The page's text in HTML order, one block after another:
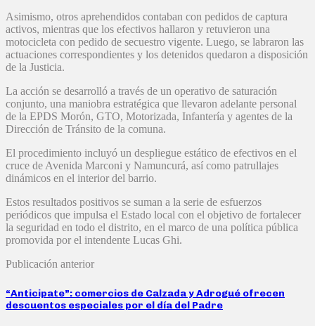
Asimismo, otros aprehendidos contaban con pedidos de captura
activos, mientras que los efectivos hallaron y retuvieron una
motocicleta con pedido de secuestro vigente. Luego, se labraron las
actuaciones correspondientes y los detenidos quedaron a disposición
de la Justicia.
La acción se desarrolló a través de un operativo de saturación
conjunto, una maniobra estratégica que llevaron adelante personal
de la EPDS Morón, GTO, Motorizada, Infantería y agentes de la
Dirección de Tránsito de la comuna.
El procedimiento incluyó un despliegue estático de efectivos en el
cruce de Avenida Marconi y Namuncurá, así como patrullajes
dinámicos en el interior del barrio.
Estos resultados positivos se suman a la serie de esfuerzos
periódicos que impulsa el Estado local con el objetivo de fortalecer
la seguridad en todo el distrito, en el marco de una política pública
promovida por el intendente Lucas Ghi.
Publicación anterior
“Anticipate”: comercios de Calzada y Adrogué ofrecen
descuentos especiales por el día del Padre